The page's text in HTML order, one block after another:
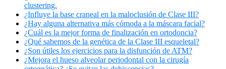
clustering.
¿Influye la base craneal en la maloclusión de Clase III?
¿Hay alguna alternativa más cómoda a la máscara facial?
¿Cuál es la mejor forma de finalización en ortodoncia?
¿Qué sabemos de la genética de la Clase III esqueletal?
¿Son útiles los ejercicios para la disfunción de ATM?
¿Mejora el hueso alveolar periodontal con la cirugía